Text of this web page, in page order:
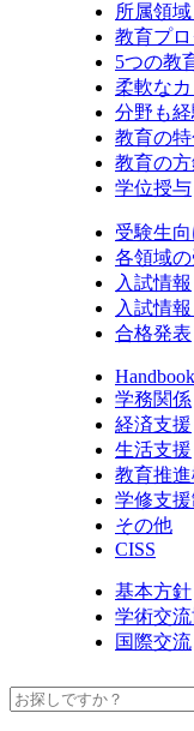
所属領
教育プ
5つの教
柔軟な
分野も
教育の
教育の
学位授与
受験生
各領域
入試情報
入試情
合格発表
学務関係
経済支援
生活支援
教育推
学修支
その他
CISS
基本方針
学術交
国際交流